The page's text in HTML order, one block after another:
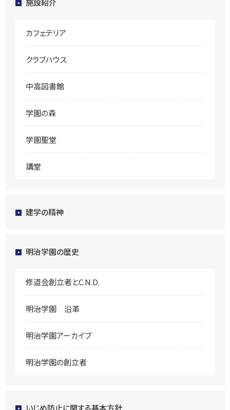
施設紹介
カフェテリア
クラブハウス
中高図書館
学園の森
学園聖堂
講堂
建学の精神
明治学園の歴史
修道会創立者とC.N.D.
明治学園 沿革
明治学園アーカイブ
明治学園の創立者
いじめ防止に関する基本方針